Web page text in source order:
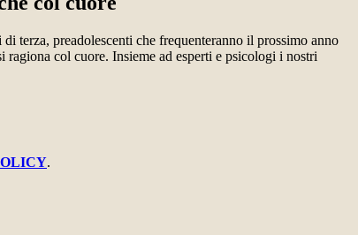
terza, preadolescenti che frequenteranno il prossimo anno
ragiona col cuore. Insieme ad esperti e psicologi i nostri
.